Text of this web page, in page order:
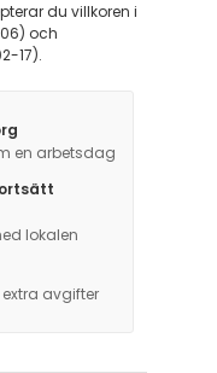
du villkoren i
och
17).
en arbetsdag
lokalen
avgifter